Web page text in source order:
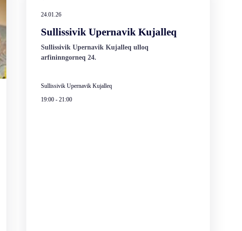
24.01.26
Sullissivik Upernavik Kujalleq
Sullissivik Upernavik Kujalleq ulloq
arfininngorneq 24.
Sullissivik Upernavik Kujalleq
19:00 -21:00